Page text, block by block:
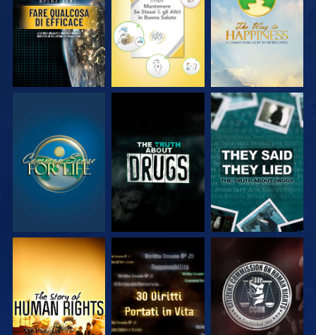
GUARDA GUARDA GUARDA
GUARDA GUARDA GUARDA